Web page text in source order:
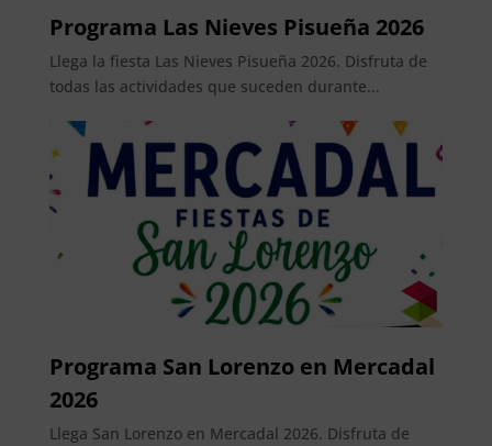
Programa Las Nieves Pisueña 2026
Llega la fiesta Las Nieves Pisueña 2026. Disfruta de
todas las actividades que suceden durante...
Programa San Lorenzo en Mercadal
2026
Llega San Lorenzo en Mercadal 2026. Disfruta de